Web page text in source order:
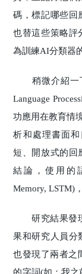
碼，標記哪些回
也替這些策略評
為訓練AI分類器
稍微介紹一下
Language
功應用在教育情
析和處理書面
短、開放式的回
結論，使用的
Memory, LSTM)
研究結果發現
果和研究人員分
也發現了兩者之
的字詞(如：我